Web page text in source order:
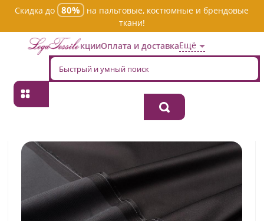
Скидка до 80%
на пальтовые, костюмные и брендовые
ткани!
АкцииОплата и доставкаЕщё
Главная
Ткань хлопок костюмная